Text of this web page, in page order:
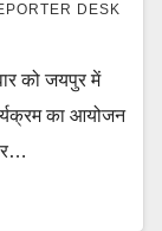
DESK
को जयपुर में
का आयोजन